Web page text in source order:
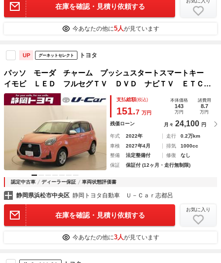
在庫を確認・見積り依頼する
今あなたの他に5人が見ています
UP グーネットセレクト トヨタ
パッソ モーダ チャーム プッシュスタートスマートキー
イモビ ＬＥＤ フルセグＴＶ ＤＶＤ ナビＴＶ ＥＴＣ
オートエアコン キーレス 横滑り防止 ＡＢＳ バックモニ
ター エアバッグ アイドリングストップ メモリーナビ
支払総額(税込)
151.7 万円
本体価格
143
万円
諸費用
8.7
万円
残価ローン 月々 24,100 円
年式 2022年 走行
0.2万km
車検
2027年4月 排気
1000cc
整備
法定整備付 修復
なし
保証
保証付 (12ヶ月・走行無制限)
認定中古車 ディーラー保証 車両状態評価書
静岡県浜松市中央区 静岡トヨタ自動車 Ｕ－Ｃａｒ志都呂
在庫を確認・見積り依頼する
お気に入り
今あなたの他に3人が見ています